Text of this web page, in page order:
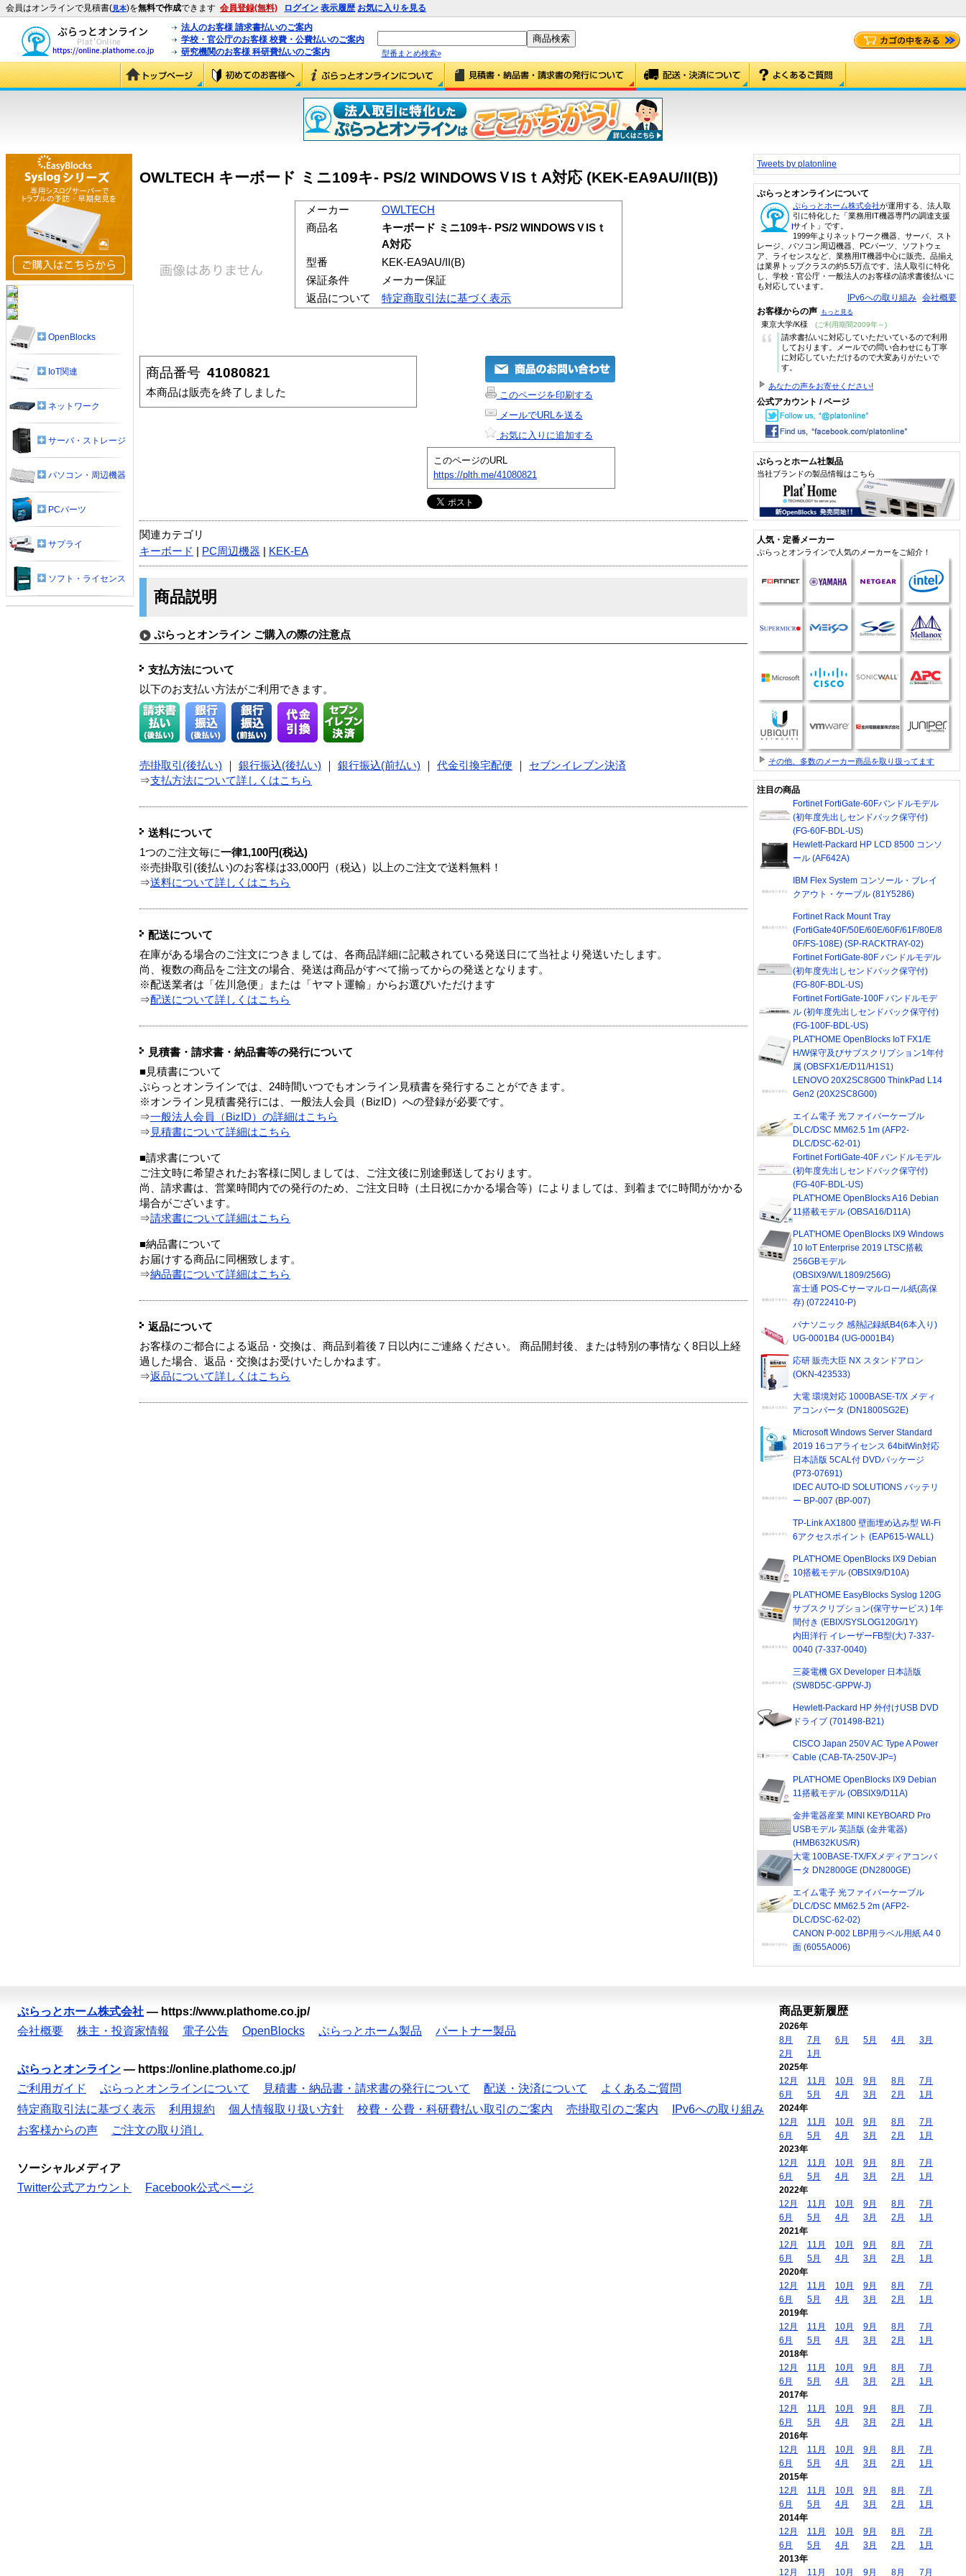
会員はオンラインで見積書(見本)を無料で作成できます 会員登録(無料) ログイン 表示履歴 お気に入りを見る
法人のお客様 請求書払いのご案内
学校・官公庁のお客様 校費・公費払いのご案内
研究機関のお客様 科研費払いのご案内
型番まとめ検索»
OWLTECH キーボード ミニ109キ- PS/2 WINDOWSＶISｔA対応 (KEK-EA9AU/II(B))
メーカー
OWLTECH
商品名
キーボード ミニ109キ- PS/2 WINDOWSＶISｔ
A対応
型番
KEK-EA9AU/II(B)
保証条件
メーカー保証
返品について
特定商取引法に基づく表示
商品番号 41080821
本商品は販売を終了しました
このページを印刷する
メールでURLを送る
お気に入りに追加する
このページのURL
https://plth.me/41080821
関連カテゴリ
キーボード
PC周辺機器 KEK-EA
商品説明
ぷらっとオンライン ご購入の際の注意点
支払方法について
以下のお支払い方法がご利用できます。
売掛取引(後払い) 銀行振込(後払い) 銀行振込(前払い) 代金引換宅配便
セブンイレブン決済
⇒支払方法について詳しくはこちら
送料について
1つのご注文毎に一律1,100円(税込)
※売掛取引(後払い)のお客様は33,000円（税込）以上のご注文で送料無料！
⇒送料について詳しくはこちら
配送について
在庫がある場合のご注文につきましては、各商品詳細に記載されている発送日にて当社より発送いたします。
尚、複数の商品をご注文の場合、発送は商品がすべて揃ってからの発送となります。
※配送業者は「佐川急便」または「ヤマト運輸」からお選びいただけます
⇒配送について詳しくはこちら
見積書・請求書・納品書等の発行について
■見積書について
ぷらっとオンラインでは、24時間いつでもオンライン見積書を発行することができます。
※オンライン見積書発行には、一般法人会員（BizID）への登録が必要です。
⇒一般法人会員（BizID）の詳細はこちら
⇒ 見積書について詳細はこちら
■請求書について
ご注文時に希望されたお客様に関しましては、ご注文後に別途郵送しております。
尚、請求書は、営業時間内での発行のため、ご注文日時（土日祝にかかる場合等）によりましては、到着までに時間がかかる
場合がございます。
⇒請求書について詳細はこちら
■納品書について
お届けする商品に同梱致します。
⇒納品書について詳細はこちら
返品について
お客様のご都合による返品・交換は、商品到着後７日以内にご連絡ください。 商品開封後、または特別の事情なく8日以上経
過した場合、返品・交換はお受けいたしかねます。
⇒返品について詳しくはこちら
OpenBlocks
IoT関連
ネットワーク
サーバ・ストレージ
パソコン・周辺機器
PCパーツ
サプライ
ソフト・ライセンス
Tweets by platonline
ぷらっとオンラインについて
ぷらっとホーム株式会社が運用する、法人取
引に特化した「業務用IT機器専門の調達支援
サイト」です。
1999年よりネットワーク機器、サーバ、スト
レージ、パソコン周辺機器、PCパーツ、ソフトウェ
ア、ライセンスなど、業務用IT機器中心に販売。品揃え
は業界トップクラスの約5.5万点です。法人取引に特化
し、学校・官公庁・一般法人のお客様の請求書後払いに
も対応しています。
IPv6への取り組み 会社概要
お客様からの声 もっと見る
東京大学/K様 (ご利用期間2009年～)
“
請求書払いに対応していただいているので利用
しております。メールでの問い合わせにも丁寧
に対応していただけるので大変ありがたいで
す。
あなたの声をお寄せください!
公式アカウント / ページ
ぷらっとホーム社製品
当社ブランドの製品情報はこちら
人気・定番メーカー
ぷらっとオンラインで人気のメーカーをご紹介！
その他、多数のメーカー商品を取り扱ってます
注目の商品
Fortinet FortiGate-60Fバンドルモデル
(初年度先出しセンドバック保守付)
(FG-60F-BDL-US)
Hewlett-Packard HP LCD 8500 コンソ
ール (AF642A)
IBM Flex System コンソール・ブレイ
クアウト・ケーブル (81Y5286)
Fortinet Rack Mount Tray
(FortiGate40F/50E/60E/60F/61F/80E/8
0F/FS-108E) (SP-RACKTRAY-02)
Fortinet FortiGate-80F バンドルモデル
(初年度先出しセンドバック保守付)
(FG-80F-BDL-US)
Fortinet FortiGate-100F バンドルモデ
ル (初年度先出しセンドバック保守付)
(FG-100F-BDL-US)
PLAT'HOME OpenBlocks IoT FX1/E
H/W保守及びサブスクリプション1年付
属 (OBSFX1/E/D11/H1S1)
LENOVO 20X2SC8G00 ThinkPad L14
Gen2 (20X2SC8G00)
エイム電子 光ファイバーケーブル
DLC/DSC MM62.5 1m (AFP2-
DLC/DSC-62-01)
Fortinet FortiGate-40F バンドルモデル
(初年度先出しセンドバック保守付)
(FG-40F-BDL-US)
PLAT'HOME OpenBlocks A16 Debian
11搭載モデル (OBSA16/D11A)
PLAT'HOME OpenBlocks IX9 Windows
10 IoT Enterprise 2019 LTSC搭載
256GBモデル
(OBSIX9/W/L1809/256G)
富士通 POS-Cサーマルロール紙(高保
存) (0722410-P)
パナソニック 感熱記録紙B4(6本入り)
UG-0001B4 (UG-0001B4)
応研 販売大臣 NX スタンドアロン
(OKN-423533)
大電 環境対応 1000BASE-T/X メディ
アコンバータ (DN1800SG2E)
Microsoft Windows Server Standard
2019 16コアライセンス 64bitWin対応
日本語版 5CAL付 DVDパッケージ
(P73-07691)
IDEC AUTO-ID SOLUTIONS バッテリ
ー BP-007 (BP-007)
TP-Link AX1800 壁面埋め込み型 Wi-Fi
6アクセスポイント (EAP615-WALL)
PLAT'HOME OpenBlocks IX9 Debian
10搭載モデル (OBSIX9/D10A)
PLAT'HOME EasyBlocks Syslog 120G
サブスクリプション(保守サービス) 1年
間付き (EBIX/SYSLOG120G/1Y)
内田洋行 イレーザーFB型(大) 7-337-
0040 (7-337-0040)
三菱電機 GX Developer 日本語版
(SW8D5C-GPPW-J)
Hewlett-Packard HP 外付けUSB DVD
ドライブ (701498-B21)
CISCO Japan 250V AC Type A Power
Cable (CAB-TA-250V-JP=)
PLAT'HOME OpenBlocks IX9 Debian
11搭載モデル (OBSIX9/D11A)
金井電器産業 MINI KEYBOARD Pro
USBモデル 英語版 (金井電器)
(HMB632KUS/R)
大電 100BASE-TX/FXメディアコンバ
ータ DN2800GE (DN2800GE)
エイム電子 光ファイバーケーブル
DLC/DSC MM62.5 2m (AFP2-
DLC/DSC-62-02)
CANON P-002 LBP用ラベル用紙 A4 0
面 (6055A006)
ぷらっとホーム株式会社 — https://www.plathome.co.jp/
会社概要
株主・投資家情報 電子公告 OpenBlocks ぷらっとホーム製品 パートナー製品
ぷらっとオンライン — https://online.plathome.co.jp/
ご利用ガイド
ぷらっとオンラインについて 見積書・納品書・請求書の発行について 配送・決済について
よくあるご質問
特定商取引法に基づく表示
利用規約 個人情報取り扱い方針 校費・公費・科研費払い取引のご案内 売掛取引のご案内
IPv6への取り組み
お客様からの声
ご注文の取り消し
ソーシャルメディア
Twitter公式アカウント
Facebook公式ページ
商品更新履歴
2026年
8月
7月 6月 5月 4月
3月
2月
1月
2025年
12月
11月 10月 9月 8月
7月
6月
5月 4月 3月 2月
1月
2024年
12月
11月 10月 9月 8月
7月
6月
5月 4月 3月 2月
1月
2023年
12月
11月 10月 9月 8月
7月
6月
5月 4月 3月 2月
1月
2022年
12月
11月 10月 9月 8月
7月
6月
5月 4月 3月 2月
1月
2021年
12月
11月 10月 9月 8月
7月
6月
5月 4月 3月 2月
1月
2020年
12月
11月 10月 9月 8月
7月
6月
5月 4月 3月 2月
1月
2019年
12月
11月 10月 9月 8月
7月
6月
5月 4月 3月 2月
1月
2018年
12月
11月 10月 9月 8月
7月
6月
5月 4月 3月 2月
1月
2017年
12月
11月 10月 9月 8月
7月
6月
5月 4月 3月 2月
1月
2016年
12月
11月 10月 9月 8月
7月
6月
5月 4月 3月 2月
1月
2015年
12月
11月 10月 9月 8月
7月
6月
5月 4月 3月 2月
1月
2014年
12月
11月 10月 9月 8月
7月
6月
5月 4月 3月 2月
1月
2013年
12月
11月 10月 9月 8月 7月